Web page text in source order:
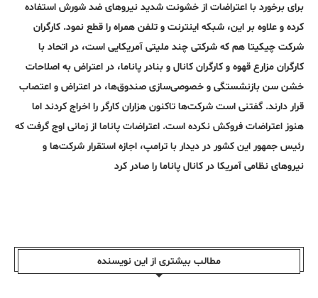
برای برخورد با اعتراضات از خشونت شدید نیروهای ضد شورش استفاده
کرده و علاوه بر این، شبکه اینترنت و تلفن همراه را قطع نمود. کارگران
شرکت چیکیتا هم که شرکتی چند ملیتی آمریکایی است، در اتحاد با
کارگران مزارع قهوه و کارگران کانال و بنادر پاناما، در اعتراض به اصلاحات
خشن سن بازنشستگی و خصوصی‌سازی صندوق‌ها، در اعتراض و اعتصاب
قرار دارند. گفتنی است شرکت‌ها تاکنون هزاران کارگر را اخراج کردند اما
هنوز اعتراضات فروکش نکرده است. اعتراضات پاناما از زمانی اوج گرفت که
رئیس جمهور این کشور در دیدار با ترامپ، اجازه استقرار شرکت‌ها و
نیروهای نظامی آمریکا در کانال پاناما را صادر کرد
مطالب بیشتری از این نویسندە